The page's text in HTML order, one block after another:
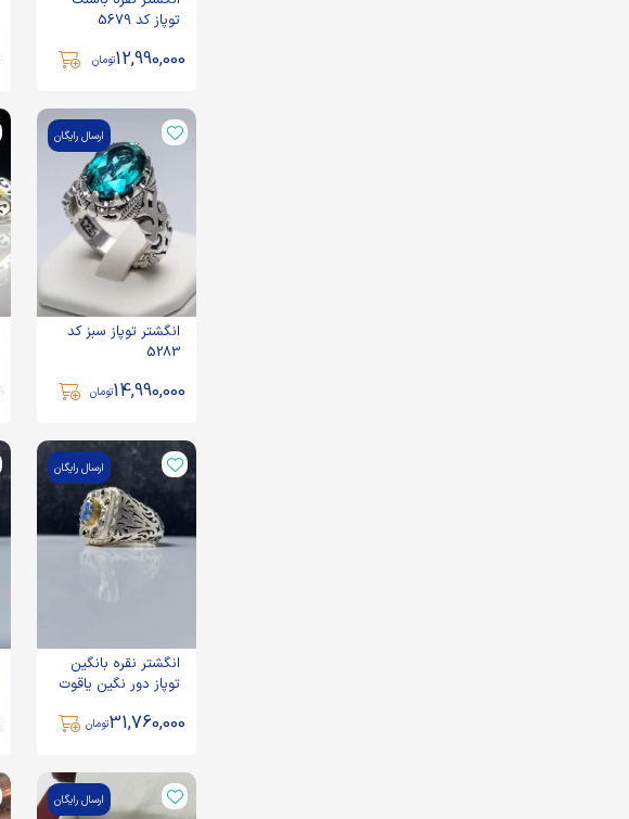
توپاز کد 5679
12,990,000تومان
ارسال رایگان
انگشتر توپاز سبز کد
5283
14,990,000تومان
ارسال رایگان
انگشتر نقره بانگین
توپاز دور نگین یاقوت
1221
31,760,000تومان
ارسال رایگان